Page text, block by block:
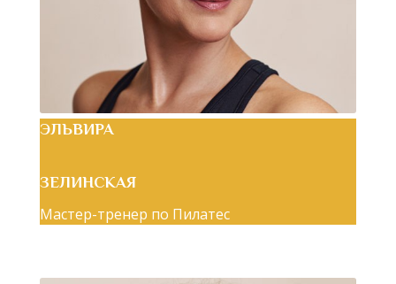
ЭЛЬВИРА
ЗЕЛИНСКАЯ
Мастер-тренер по Пилатес